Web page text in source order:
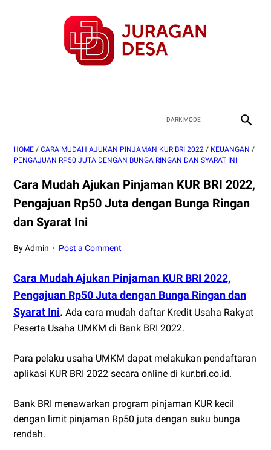
HOME / CARA MUDAH AJUKAN PINJAMAN KUR BRI 2022 / KEUANGAN /
PENGAJUAN RP50 JUTA DENGAN BUNGA RINGAN DAN SYARAT INI
Cara Mudah Ajukan Pinjaman KUR BRI 2022,
Pengajuan Rp50 Juta dengan Bunga Ringan
dan Syarat Ini
By Admin Post a Comment
Cara Mudah Ajukan Pinjaman KUR BRI 2022,
Pengajuan Rp50 Juta dengan Bunga Ringan dan
Syarat Ini. Ada cara mudah daftar Kredit Usaha Rakyat
Peserta Usaha UMKM di Bank BRI 2022.
Para pelaku usaha UMKM dapat melakukan pendaftaran
aplikasi KUR BRI 2022 secara online di kur.bri.co.id.
Bank BRI menawarkan program pinjaman KUR kecil
dengan limit pinjaman Rp50 juta dengan suku bunga
rendah.